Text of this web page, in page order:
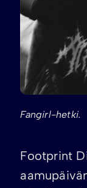
Fangirl-hetki.
Footprint